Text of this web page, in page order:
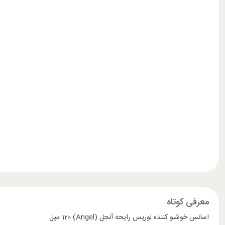
معرفی کوتاه
اسانس خوشبو کننده لوریس رایحه آنجل (Angel) 120 میل